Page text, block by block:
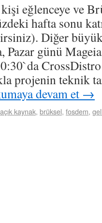
eğlenceye ve
hafta sonu
Diğer
Pazar günü
projenin teknik
devam et →
açık kaynak, brüksel, fosdem,